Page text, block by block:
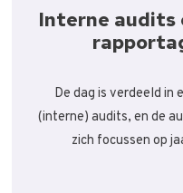
Interne audits
De dag is verdeeld in
(interne) audits, en de
zich focussen op